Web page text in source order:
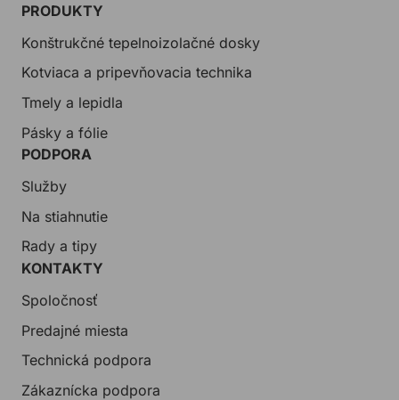
PRODUKTY
Konštrukčné tepelnoizolačné dosky
Kotviaca a pripevňovacia technika
Tmely a lepidla
Pásky a fólie
PODPORA
Služby
Na stiahnutie
Rady a tipy
KONTAKTY
Spoločnosť
Predajné miesta
Technická podpora
Zákaznícka podpora